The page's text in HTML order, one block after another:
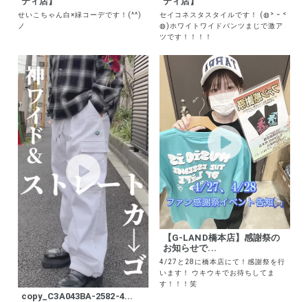
せいこちゃん白×緑コーデです！(^^)
ノ
セイコネスタスタイルです！ (◍˃ ᵕ ˂
◍)ホワイトワイドパンツまじで激ア
ツです！！！！
copy_C3A043BA-2582-4...
【G-LAND橋本店】感謝祭の
お知らせで...
4/27と28に橋本店にて！感謝祭を行
います！ ウキウキでお待ちしてま
す！！！笑